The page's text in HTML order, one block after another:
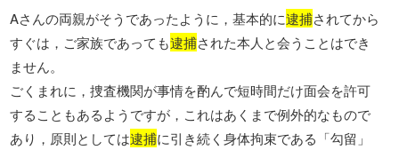
Aさんの両親がそうであったように，基本的に逮捕されてから
すぐは，ご家族であっても逮捕された本人と会うことはでき
ません。
ごくまれに，捜査機関が事情を酌んで短時間だけ面会を許可
することもあるようですが，これはあくまで例外的なもので
あり，原則としては逮捕に引き続く身体拘束である「勾留」